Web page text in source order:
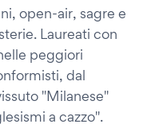
open-air, sagre e
Laureati con
peggiori
dal
"Milanese"
a cazzo".